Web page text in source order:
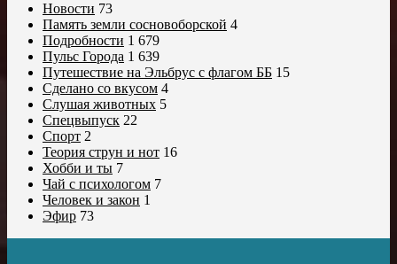
Новости 73
Память земли сосновоборской 4
Подробности 1 679
Пульс Города 1 639
Путешествие на Эльбрус с флагом ББ 15
Сделано со вкусом 4
Слушая животных 5
Спецвыпуск 22
Спорт 2
Теория струн и нот 16
Хобби и ты 7
Чай с психологом 7
Человек и закон 1
Эфир 73